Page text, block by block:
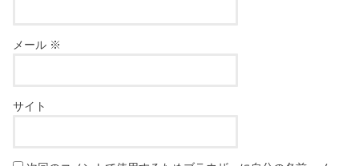
メール ※
サイト